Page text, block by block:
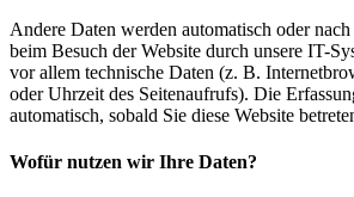
Andere Daten werden automatisch oder
beim Besuch der Website durch unsere IT-
vor allem technische Daten (z. B.
oder Uhrzeit des Seitenaufrufs). Die
automatisch, sobald Sie diese Website
Wofür nutzen wir Ihre Daten?